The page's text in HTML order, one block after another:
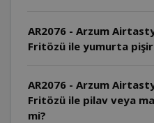
AR2076 - Arzum
Fritözü ile yumurta
AR2076 - Arzum
Fritözü ile pilav veya
mi?